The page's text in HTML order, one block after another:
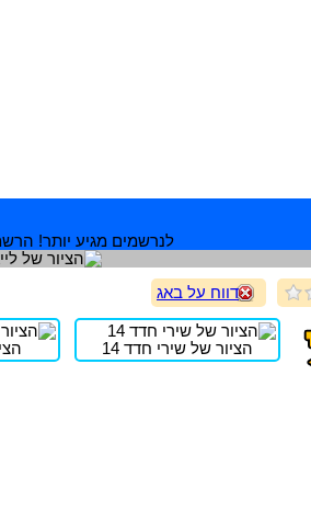
לנרשמים מגיע יותר!
דווח על באג
הציור של שירי חדד 14